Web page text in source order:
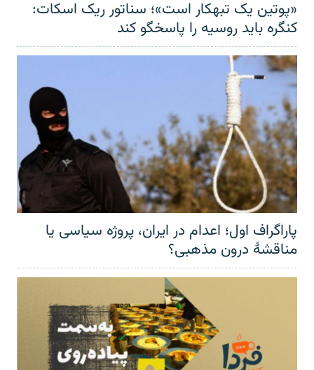
«پوتین یک تبهکار است»؛ سناتور ریک اسکات:
کنگره باید روسیه را پاسخگو کند
پاراگراف اول؛ اعدام در ایران، پروژه سیاسی یا
مناقشهٔ درون مذهبی؟